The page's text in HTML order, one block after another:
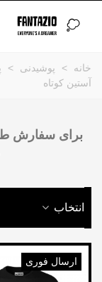
خانه > پوشیدنی >
آستین کوتاه
برای سفارش
انتخاب
ارسال فوری